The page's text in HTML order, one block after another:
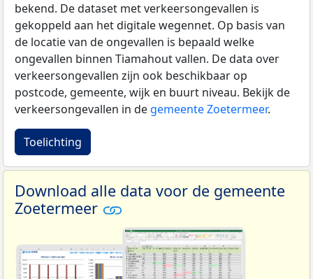
bekend. De dataset met verkeersongevallen is
gekoppeld aan het digitale wegennet. Op basis van
de locatie van de ongevallen is bepaald welke
ongevallen binnen Tiamahout vallen. De data over
verkeersongevallen zijn ook beschikbaar op
postcode, gemeente, wijk en buurt niveau. Bekijk de
verkeersongevallen in de gemeente Zoetermeer.
Toelichting
Download alle data voor de gemeente
Zoetermeer